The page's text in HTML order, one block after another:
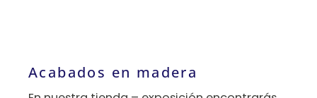
Acabados en madera